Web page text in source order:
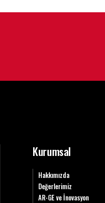
Kurumsal
Hakkımızda
Değerlerimiz
AR-GE ve İnovasyon